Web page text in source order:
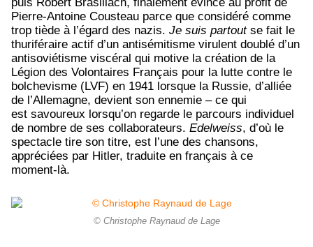
Pierre-Antoine Cousteau parce que considéré comme
trop tiède à l’égard des nazis. Je suis partoutse fait le
thuriféraire actif d’un antisémitisme virulent doublé d’un
antisoviétisme viscéral qui motive la création de la
Légion des Volontaires Français pour la lutte contre le
bolchevisme (LVF) en 1941 lorsque la Russie, d’alliée
de l’Allemagne, devient son ennemie – ce qui
est savoureux lorsqu’on regarde le parcours individuel
de nombre de ses collaborateurs. Edelweiss, d’où le
spectacle tire son titre, est l’une des chansons,
appréciées par Hitler, traduite en français à ce
moment-là.
© Christophe Raynaud de Lage